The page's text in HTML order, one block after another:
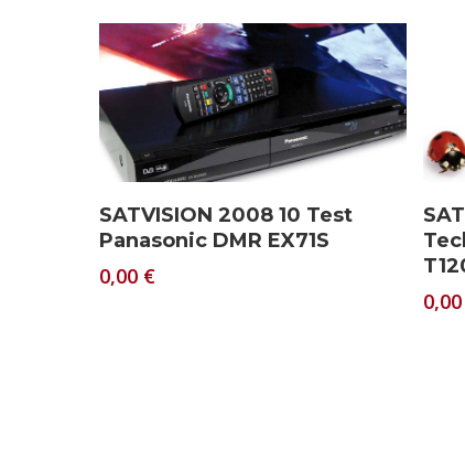
Download
SATVISION 2008 10 Test
Panasonic DMR EX71S
0,00 €
0,00